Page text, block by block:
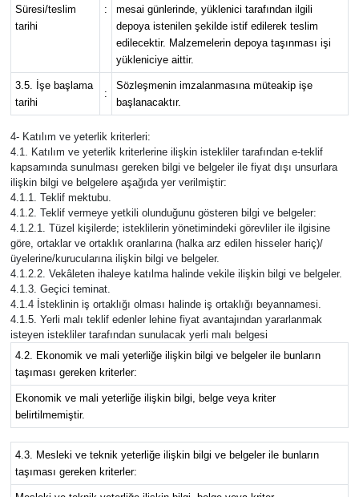
Süresi/teslim
tarihi
:
mesai günlerinde, yüklenici tarafından ilgili
depoya istenilen şekilde istif edilerek teslim
edilecektir. Malzemelerin depoya taşınması işi
yükleniciye aittir.
3.5. İşe başlama
tarihi
:
Sözleşmenin imzalanmasına müteakip işe
başlanacaktır.
4- Katılım ve yeterlik kriterleri:
4.1. Katılım ve yeterlik kriterlerine ilişkin istekliler tarafından e-teklif
kapsamında sunulması gereken bilgi ve belgeler ile fiyat dışı unsurlara
ilişkin bilgi ve belgelere aşağıda yer verilmiştir:
4.1.1. Teklif mektubu.
4.1.2. Teklif vermeye yetkili olunduğunu gösteren bilgi ve belgeler:
4.1.2.1. Tüzel kişilerde; isteklilerin yönetimindeki görevliler ile ilgisine
göre, ortaklar ve ortaklık oranlarına (halka arz edilen hisseler hariç)/
üyelerine/kurucularına ilişkin bilgi ve belgeler.
4.1.2.2. Vekâleten ihaleye katılma halinde vekile ilişkin bilgi ve belgeler.
4.1.3. Geçici teminat.
4.1.4 İsteklinin iş ortaklığı olması halinde iş ortaklığı beyannamesi.
4.1.5. Yerli malı teklif edenler lehine fiyat avantajından yararlanmak
isteyen istekliler tarafından sunulacak yerli malı belgesi
4.2. Ekonomik ve mali yeterliğe ilişkin bilgi ve belgeler ile bunların
taşıması gereken kriterler:
Ekonomik ve mali yeterliğe ilişkin bilgi, belge veya kriter
belirtilmemiştir.
4.3. Mesleki ve teknik yeterliğe ilişkin bilgi ve belgeler ile bunların
taşıması gereken kriterler: